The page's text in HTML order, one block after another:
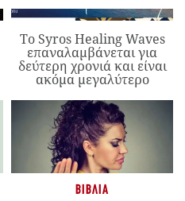
Το Syros Healing Waves
επαναλαμβάνεται για
δεύτερη χρονιά και είναι
ακόμα μεγαλύτερο
ΒΙΒΛΊΑ